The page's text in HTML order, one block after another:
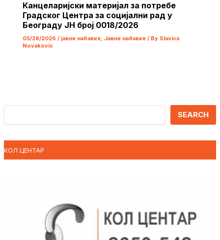
Канцеларијски материјал за потребе
Градског Центра за социјални рад у
Београду ЈН број 0018/2026
05/28/2026 / јавне набавке, Јавне набавке/ By Slavica
Novakovic
Претрага
SEARCH
КОЛ ЦЕНТАР